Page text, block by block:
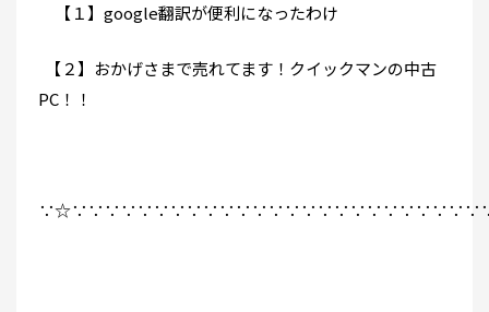
【１】google翻訳が便利になったわけ
【２】おかげさまで売れてます！クイックマンの中古
PC！！